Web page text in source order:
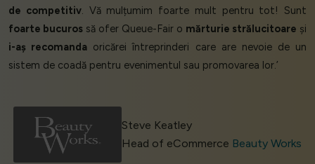
de competitiv. Vă mulțumim foarte mult pentru tot! Sunt
foarte bucuros să ofer Queue-Fair o mărturie strălucitoare și
i-aș recomanda oricărei întreprinderi care are nevoie de un
sistem de coadă pentru evenimentul sau promovarea lor.’
Steve Keatley
Head of eCommerce Beauty Works